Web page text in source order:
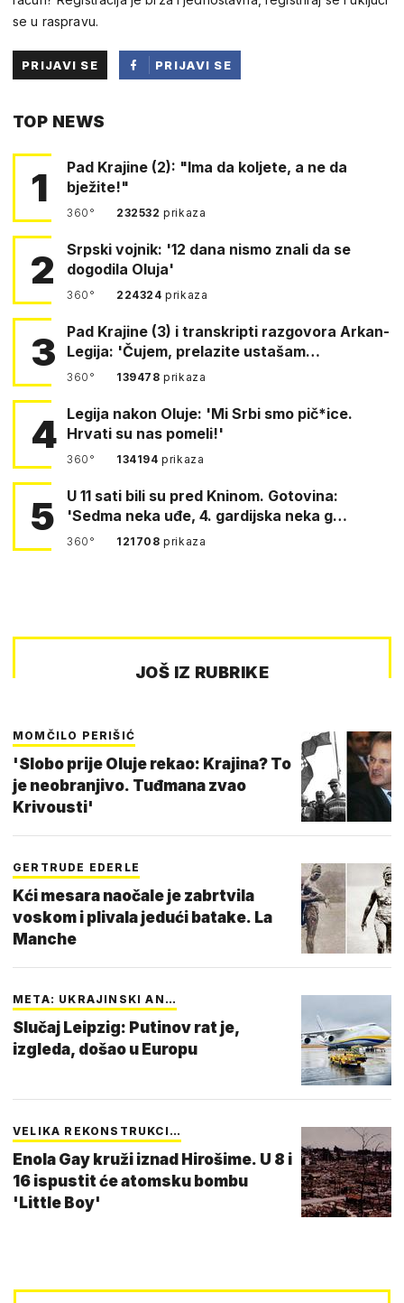
se u raspravu.
PRIJAVI SE
PRIJAVI SE
TOP NEWS
1
Pad Krajine (2): "Ima da koljete, a ne da
bježite!"
360° 232532prikaza
2
Srpski vojnik: '12 dana nismo znali da se
dogodila Oluja'
360° 224324prikaza
3
Pad Krajine (3) i transkripti razgovora Arkan-
Legija: 'Čujem, prelazite ustašam…
360° 139478prikaza
4 Legija nakon Oluje: 'Mi Srbi smo pič*ice.
Hrvati su nas pomeli!'
360° 134194prikaza
5
U 11 sati bili su pred Kninom. Gotovina:
'Sedma neka uđe, 4. gardijska neka g…
360° 121708prikaza
JOŠ IZ RUBRIKE
MOMČILO PERIŠIĆ
'Slobo prije Oluje rekao: Krajina? To
je neobranjivo. Tuđmana zvao
Krivousti'
GERTRUDE EDERLE
Kći mesara naočale je zabrtvila
voskom i plivala jedući batake. La
Manche
META: UKRAJINSKI AN…
Slučaj Leipzig: Putinov rat je,
izgleda, došao u Europu
VELIKA REKONSTRUKCI…
Enola Gay kruži iznad Hirošime. U 8 i
16 ispustit će atomsku bombu
'Little Boy'